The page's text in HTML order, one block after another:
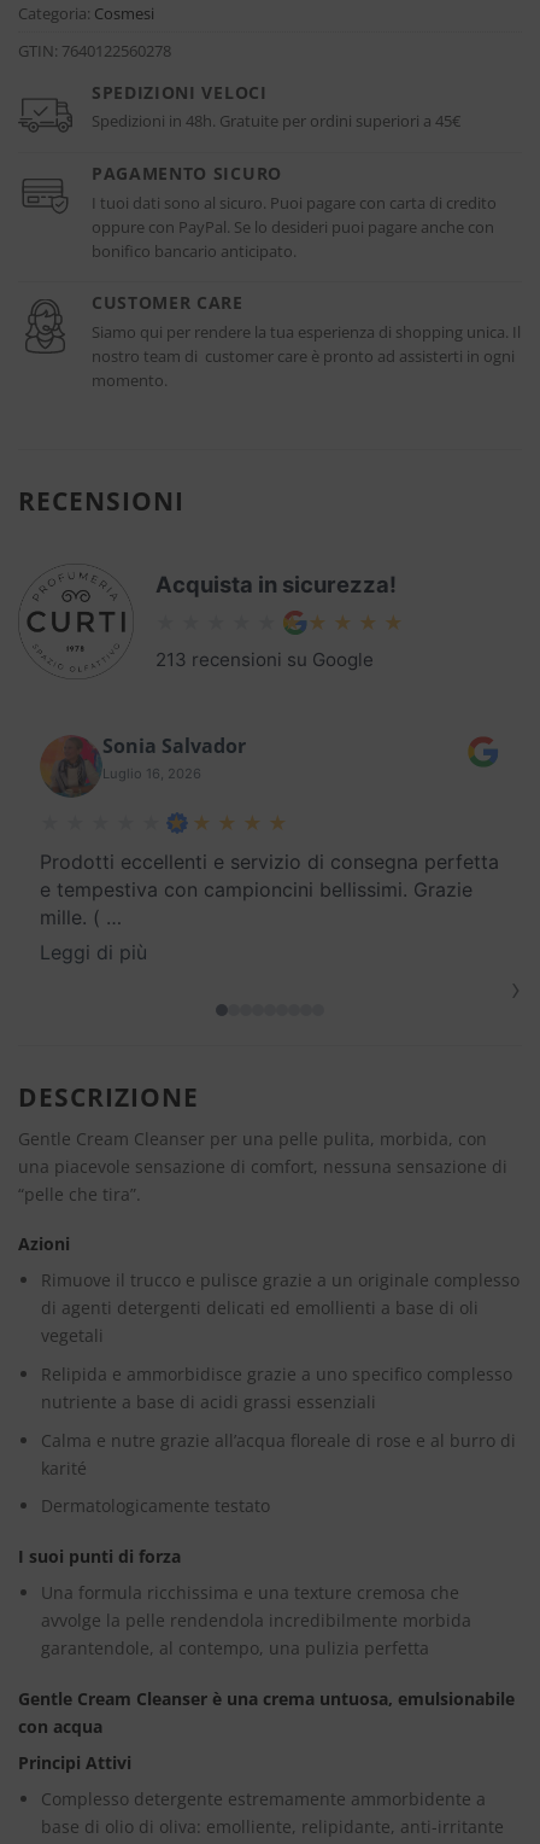
Categoria: Cosmesi
GTIN: 7640122560278
SPEDIZIONI VELOCI
Spedizioni in 48h. Gratuite per ordini superiori a 45€
PAGAMENTO SICURO
I tuoi dati sono al sicuro. Puoi pagare con carta di credito
oppure con PayPal. Se lo desideri puoi pagare anche con
bonifico bancario anticipato.
CUSTOMER CARE
Siamo qui per rendere la tua esperienza di shopping unica. Il
nostro team di customer care è pronto ad assisterti in ogni
momento.
RECENSIONI
Acquista in sicurezza!
213 recensioni su Google
Sonia Salvador
Luglio 16, 2026
Prodotti eccellenti e servizio di consegna perfetta
e tempestiva con campioncini bellissimi. Grazie
mille. ( …
Leggi di più
›
DESCRIZIONE
Gentle Cream Cleanser per una pelle pulita, morbida, con
una piacevole sensazione di comfort, nessuna sensazione di
“pelle che tira”.
Azioni
Rimuove il trucco e pulisce grazie a un originale complesso
di agenti detergenti delicati ed emollienti a base di oli
vegetali
Relipida e ammorbidisce grazie a uno specifico complesso
nutriente a base di acidi grassi essenziali
Calma e nutre grazie all’acqua floreale di rose e al burro di
karité
Dermatologicamente testato
I suoi punti di forza
Una formula ricchissima e una texture cremosa che
avvolge la pelle rendendola incredibilmente morbida
garantendole, al contempo, una pulizia perfetta
Gentle Cream Cleanser è una crema untuosa, emulsionabile
con acqua
Principi Attivi
Complesso detergente estremamente ammorbidente a
base di olio di oliva: emolliente, relipidante, anti-irritante